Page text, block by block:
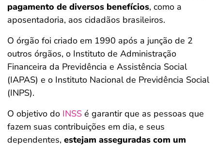
pagamento de diversos benefícios, como a
aposentadoria, aos cidadãos brasileiros.
O órgão foi criado em 1990 após a junção de 2
outros órgãos, o Instituto de Administração
Financeira da Previdência e Assistência Social
(IAPAS) e o Instituto Nacional de Previdência Social
(INPS).
O objetivo do INSS é garantir que as pessoas que
fazem suas contribuições em dia, e seus
dependentes, estejam asseguradas com um